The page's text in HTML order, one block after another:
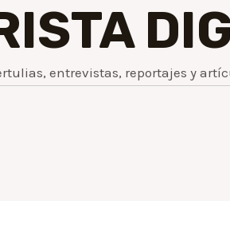
entrevistas, reportajes y